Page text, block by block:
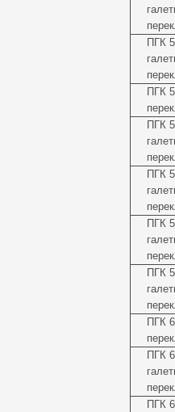
ПГК
ПГК
ПГК
ПГК
ПГК
ПГК
ПГК
ПГК
ПГК